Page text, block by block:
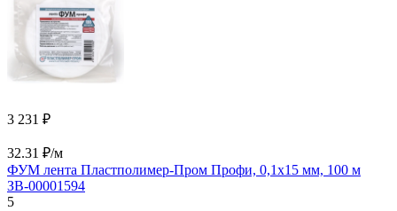
3 231 ₽
32.31 ₽/м
ФУМ лента Пластполимер-Пром Профи, 0,1х15 мм, 100 м
ЗВ-00001594
5